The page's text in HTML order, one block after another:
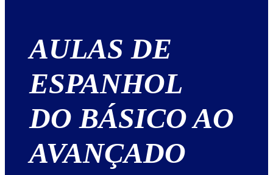
AULAS DE
ESPANHOL
DO BÁSICO AO
AVANÇADO